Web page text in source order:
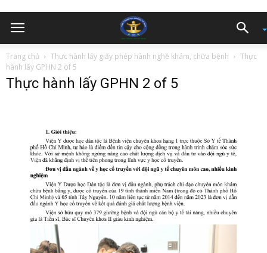
Trang chủ Thực hành lấy giấy phép hành nghề khám, chữa bệnh
Thực
hành lấy GPHN 2 of 5
Thực hành lấy GPHN 2 of 5